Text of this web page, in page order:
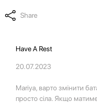
Share
Have A Rest
20.07.2023
Mariya, варто змінити
просто сіла. Якщо